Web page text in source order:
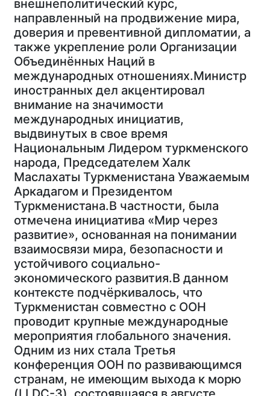
внешнеполитический курс,
направленный на продвижение мира,
доверия и превентивной дипломатии, а
также укрепление роли Организации
Объединённых Наций в
международных отношениях.Министр
иностранных дел акцентировал
внимание на значимости
международных инициатив,
выдвинутых в свое время
Национальным Лидером туркменского
народа, Председателем Халк
Маслахаты Туркменистана Уважаемым
Аркадагом и Президентом
Туркменистана.В частности, была
отмечена инициатива «Мир через
развитие», основанная на понимании
взаимосвязи мира, безопасности и
устойчивого социально-
экономического развития.В данном
контексте подчёркивалось, что
Туркменистан совместно с ООН
проводит крупные международные
мероприятия глобального значения.
Одним из них стала Третья
конференция ООН по развивающимся
странам, не имеющим выхода к морю